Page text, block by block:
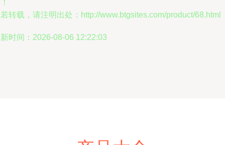
转载，请注明出处：http://www.btgsites.com/product/68.html
时间：2026-08-06 12:22:03